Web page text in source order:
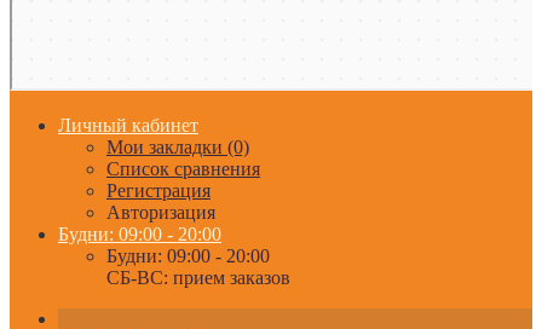
Личный кабинет
Мои закладки (0)
Список сравнения
Регистрация
Авторизация
Будни: 09:00 - 20:00
Будни: 09:00 - 20:00
СБ-ВС: прием заказов